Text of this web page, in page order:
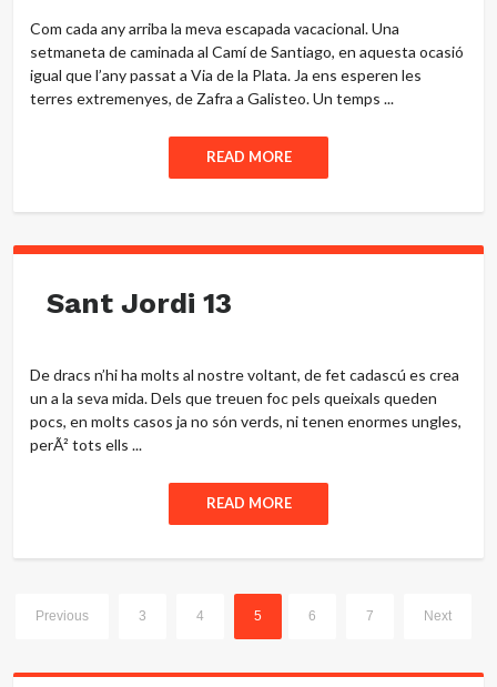
Com cada any arriba la meva escapada vacacional. Una
setmaneta de caminada al Camí de Santiago, en aquesta ocasió
igual que l’any passat a Via de la Plata. Ja ens esperen les
terres extremenyes, de Zafra a Galisteo. Un temps ...
READ MORE
Sant Jordi 13
De dracs n’hi ha molts al nostre voltant, de fet cadascú es crea
un a la seva mida. Dels que treuen foc pels queixals queden
pocs, en molts casos ja no són verds, ni tenen enormes ungles,
perÃ² tots ells ...
READ MORE
Previous 3 4 5 6 7 Next